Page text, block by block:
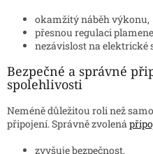
okamžitý náběh výkonu,
přesnou regulaci
nezávislost na elektrické
Bezpečné a správné
spolehlivosti
Neméně důležitou roli než
připojení. Správně zvolená
zvyšuje bezpečnost,